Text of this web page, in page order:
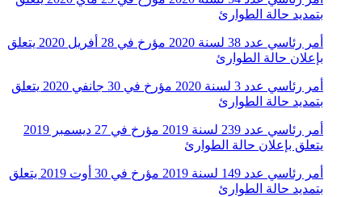
بتمديد حالة الطوارئ
أمر رئاسي عدد 38 لسنة 2020 مؤرخ في 28 أفريل 2020 يتعلق
بإعلان حالة الطوارئ
أمر رئاسي عدد 3 لسنة 2020 مؤرخ في 30 جانفي 2020 يتعلق
بتمديد حالة الطوارئ
أمر رئاسي عدد 239 لسنة 2019 مؤرخ في 27 ديسمبر 2019
يتعلق بإعلان حالة الطوارئ
أمر رئاسي عدد 149 لسنة 2019 مؤرخ في 30 أوت 2019 يتعلق
بتمديد حالة الطوارئ